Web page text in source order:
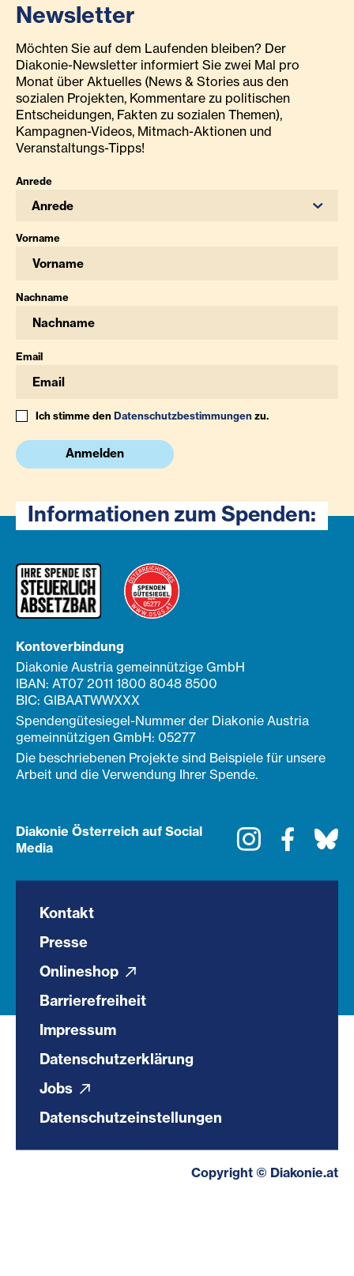
Newsletter
Möchten Sie auf dem Laufenden bleiben? Der
Diakonie-Newsletter informiert Sie zwei Mal pro
Monat über Aktuelles (News & Stories aus den
sozialen Projekten, Kommentare zu politischen
Entscheidungen, Fakten zu sozialen Themen),
Kampagnen-Videos, Mitmach-Aktionen und
Veranstaltungs-Tipps!
Anrede
Anrede
Vorname
Nachname
Email
Ich stimme denDatenschutzbestimmungenzu.
Anmelden
Informationen zum Spenden:
Kontoverbindung
Diakonie Austria gemeinnützige GmbH
IBAN: AT07 2011 1800 8048 8500
BIC: GIBAATWWXXX
Spendengütesiegel-Nummer der Diakonie Austria
gemeinnützigen GmbH: 05277
Die beschriebenen Projekte sind Beispiele für unsere
Arbeit und die Verwendung Ihrer Spende.
Diakonie Österreich auf Social
Media
Instagram
Kontakt
Presse
Onlineshop
Barrierefreiheit
Impressum
Datenschutzerklärung
Jobs
Datenschutzeinstellungen
Copyright © Diakonie.at